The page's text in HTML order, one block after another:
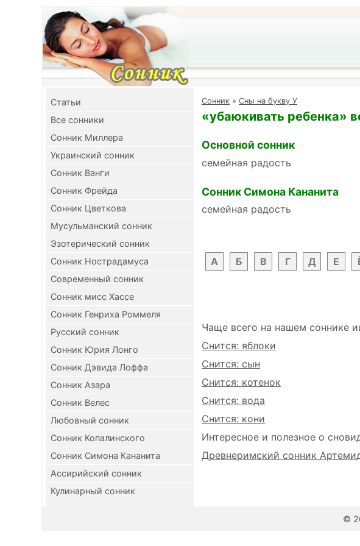
Cтатьи
Все сонники
Сонник Миллера
Украинский сонник
Сонник Ванги
Сонник Фрейда
Сонник Цветкова
Мусульманский сонник
Эзотерический сонник
Сонник Нострадамуса
Современный сонник
Сонник мисс Хассе
Сонник Генриха Роммеля
Русский сонник
Сонник Юрия Лонго
Сонник Дэвида Лоффа
Сонник Азара
Сонник Велес
Любовный сонник
Сонник Копалинского
Сонник Симона Кананита
Ассирийский сонник
Кулинарный сонник
Cонник » Сны на букву У
«убаюкивать ребенка»
Основной сонник
семейная радость
Сонник Симона Кананита
семейная радость
А
Б В Г Д Е
Чаще всего на нашем соннике
Снится: яблоки
Снится: сын
Снится: котенок
Снится: вода
Снится: кони
Интересное и полезное о
Древнеримский сонник
©